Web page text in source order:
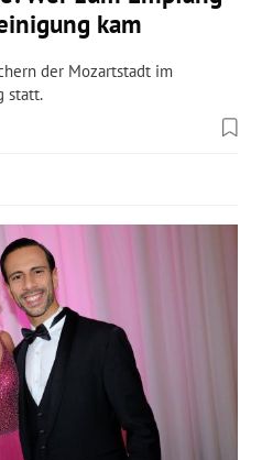
kam
der Mozartstadt im
statt.